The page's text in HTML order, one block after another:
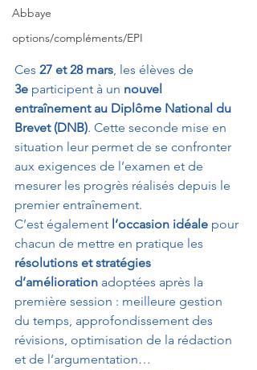
Abbaye
options/compléments/EPI
Ces 27 et 28 mars, les élèves de
3e participent à un nouvel
entraînement au Diplôme National du
Brevet (DNB). Cette seconde mise en
situation leur permet de se confronter
aux exigences de l’examen et de
mesurer les progrès réalisés depuis le
premier entraînement.
C’est également l’occasion idéale pour
chacun de mettre en pratique les
résolutions et stratégies
d’amélioration adoptées après la
première session : meilleure gestion
du temps, approfondissement des
révisions, optimisation de la rédaction
et de l’argumentation…